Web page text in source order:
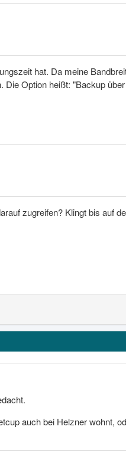
hat. Da meine
Option heißt: "Backup
zugreifen? Klingt bis auf
auch bei Helzner wohnt,